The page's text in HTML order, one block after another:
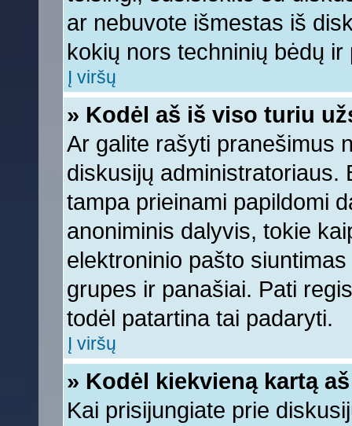
ar nebuvote išmestas iš
kokių nors techninių bėdų
Į viršų
» Kodėl aš iš viso turiu
Ar galite rašyti pranešimus
diskusijų administratoriaus.
tampa prieinami papildomi
anoniminis dalyvis, tokie
elektroninio pašto
grupes ir panašiai. Pati
todėl patartina tai padaryti.
Į viršų
» Kodėl kiekvieną kartą
Kai prisijungiate prie